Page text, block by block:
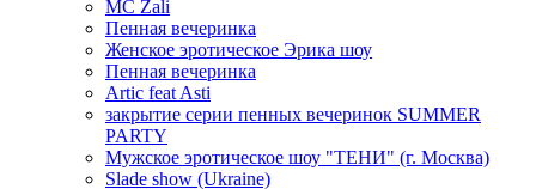
MC Zali
Пенная вечеринка
Женское эротическое Эрика шоу
Пенная вечеринка
Artic feat Asti
закрытие серии пенных вечеринок SUMMER
PARTY
Мужское эротическое шоу "ТЕНИ" (г. Москва)
Slade show (Ukraine)